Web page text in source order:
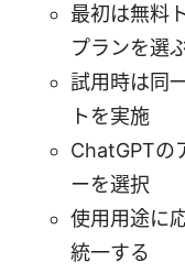
最初は無料
プランを選
試用時は同
トを実施
ChatGPTの
ーを選択
使用用途に
統一する